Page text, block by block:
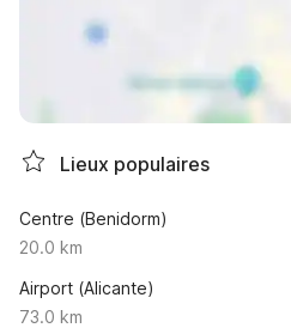
Lieux populaires
Centre (Benidorm)
20.0 km
Airport (Alicante)
73.0 km